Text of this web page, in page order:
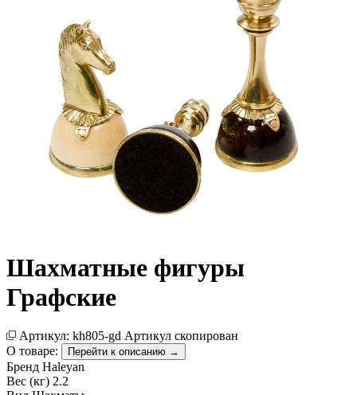
Шахматные фигуры
Графские
Артикул: kh805-gd Артикул скопирован
О товаре:
Перейти к описанию →
Бренд Haleyan
Вес (кг) 2.2